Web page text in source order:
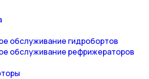
обслуживание гидробортов
обслуживание рефрижераторов